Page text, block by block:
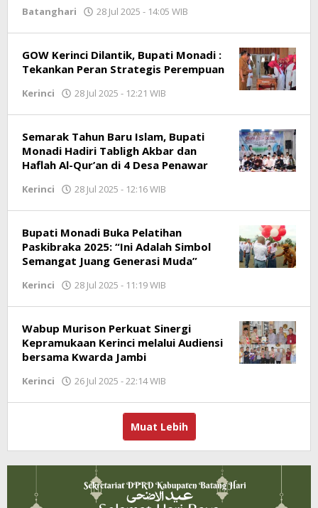
Batanghari 28 Jul 2025 - 14:05 WIB
GOW Kerinci Dilantik, Bupati Monadi :
Tekankan Peran Strategis Perempuan
Kerinci 28 Jul 2025 - 12:21 WIB
Semarak Tahun Baru Islam, Bupati
Monadi Hadiri Tabligh Akbar dan
Haflah Al-Qur’an di 4 Desa Penawar
Kerinci 28 Jul 2025 - 12:16 WIB
Bupati Monadi Buka Pelatihan
Paskibraka 2025: “Ini Adalah Simbol
Semangat Juang Generasi Muda”
Kerinci 28 Jul 2025 - 11:19 WIB
Wabup Murison Perkuat Sinergi
Kepramukaan Kerinci melalui Audiensi
bersama Kwarda Jambi
Kerinci 26 Jul 2025 - 22:14 WIB
Muat Lebih